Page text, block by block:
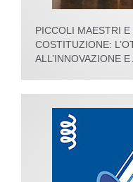
PICCOLI MAESTRI
COSTITUZIONE:
ALL’INNOVAZIONE